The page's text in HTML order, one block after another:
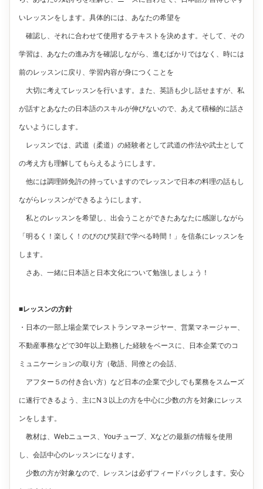
いレッスンをします。具体的には、あなたの希望を
確認し、それに合わせて使用するテキストを決めます。そして、その
学習は、あなたの進み方を確認しながら、進むばかりではなく、時には
前のレッスンに戻り、学習内容が身につくことを
大切に考えてレッスンを行います。また、英語も少し話せますが、私
が話すとあなたの日本語のスキルが伸びないので、あえて積極的に話さ
ないようにします。
レッスンでは、武道（柔道）の経験者として武道の作法や武士として
の考え方も理解してもらえるようにします。
他には調理師免許の持っていますのでレッスンで日本の料理の話もし
ながらレッスンができるようにします。
私とのレッスンを希望し、出会うことができたあなたに感謝しながら
「明るく！楽しく！のびのび笑顔で学べる時間！」を信条にレッスンを
します。
さあ、一緒に日本語と日本文化について勉強しましょう！
■レッスンの方針
・日本の一部上場企業でレストランマネージヤー、営業マネージャー、
不動産事務などで30年以上勤務した経験をベースに、日本企業でのコ
ミュニケーションの取り方（敬語、同僚との会話、
アフター５の付き合い方）など日本の企業で少しでも業務をスムーズ
に遂行できるよう、主にN３以上の方を中心に少数の方を対象にレッス
ンをします。
教材は、Webニュース、Youチューブ、Xなどの最新の情報を使用
し、会話中心のレッスンになります。
少数の方が対象なので、レッスンは必ずフィードバックします。安心